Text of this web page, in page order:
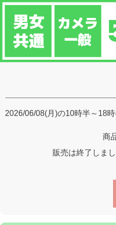
2026/06/08(月)の10時半～18
商
販売は終了しま